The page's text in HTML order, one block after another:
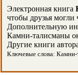
Электронная книга
чтобы друзья могли
Дополнительную
Камни-талисманы
Другие книги
Ключевые слова: Камни-